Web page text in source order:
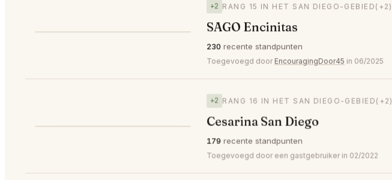
+2 RANG 15 IN HET SAN DIEGO-GEBIED (+2)
SAGO Encinitas
230 recente standpunten
Toegevoegd door EncouragingDoor45 in 06/2025
+2 RANG 16 IN HET SAN DIEGO-GEBIED (+2)
Cesarina San Diego
179 recente standpunten
Toegevoegd door een gastgebruiker in 02/2022